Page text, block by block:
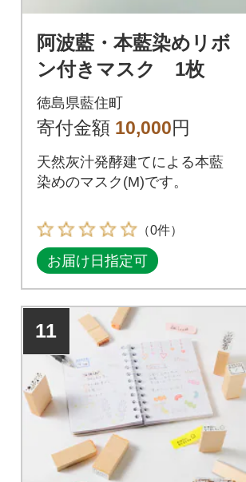
阿波藍・本藍染めリボ
ン付きマスク 1枚
徳島県藍住町
寄付金額 10,000円
天然灰汁発酵建てによる本藍
染めのマスク(M)です。
（0件）
お届け日指定可
11